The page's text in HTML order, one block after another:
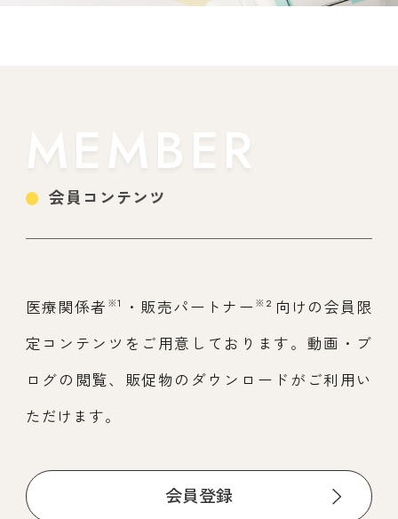
MEMBER
会員コンテンツ
医療関係者 ※1 ・販売パートナー※2 向けの会員限
定コンテンツをご用意しております。動画・ブ
ログの閲覧、販促物のダウンロードがご利用い
ただけます。
会員登録